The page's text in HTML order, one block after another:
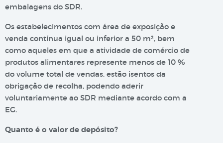
embalagens do SDR.
Os estabelecimentos com área de exposição e
venda contínua igual ou inferior a 50 m², bem
como aqueles em que a atividade de comércio de
produtos alimentares represente menos de 10 %
do volume total de vendas, estão isentos da
obrigação de recolha, podendo aderir
voluntariamente ao SDR mediante acordo com a
EG.
Quanto é o valor de depósito?